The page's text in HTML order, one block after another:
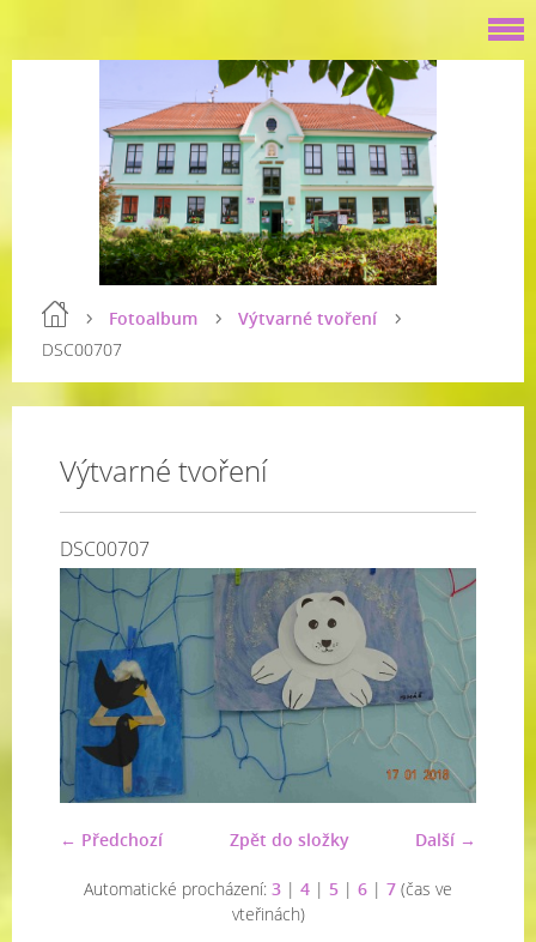
Fotoalbum
Výtvarné tvoření
DSC00707
Výtvarné tvoření
DSC00707
← Předchozí Další →
Zpět do složky
Automatické procházení: 3 | 4 | 5 | 6 | 7 (čas ve
vteřinách)